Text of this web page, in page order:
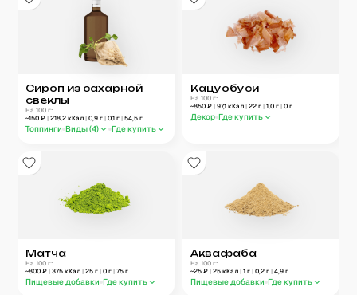
Сироп из сахарной
свеклы
На 100 г:
~150 ₽| 218,2 кКал| 0,9 г| 0,1 г| 54,5 г
Топпинги Виды (4) Где купить
Кацуобуси
На 100 г:
~850 ₽ | 97,1 кКал | 22 г | 1,0 г | 0 г
Декор Где купить
Матча
На 100 г:
~800 ₽| 375 кКал| 25 г| 0 г| 75 г
Пищевые добавки Где купить
Аквафаба
На 100 г:
~25 ₽ | 25 кКал | 1 г | 0,2 г | 4,9 г
Пищевые добавки Где купить